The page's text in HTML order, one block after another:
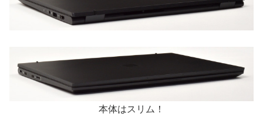
本体はスリム！